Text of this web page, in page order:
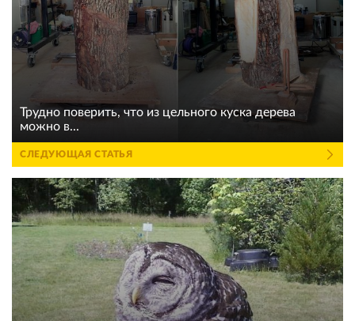
Трудно поверить, что из цельного куска дерева
можно в...
СЛЕДУЮЩАЯ СТАТЬЯ